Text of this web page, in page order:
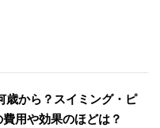
歳から？スイミング・ピ
用や効果のほどは？